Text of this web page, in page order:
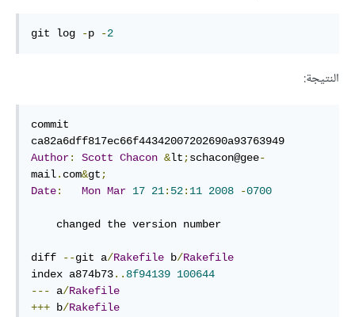
git log -p -2
النتيجة:
commit
Author: Scott Chacon &lt ;schacon@gee-
mail. com&gt ;
Date: Mon Mar 17 21: 52: 11 2008 -0700
diff --git a/Rakefile b/Rakefile
index a874b73.. 8f94139 100644
--- a/Rakefile
+++ b/Rakefile